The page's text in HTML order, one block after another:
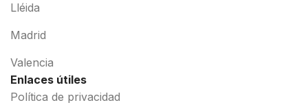
Lléida
Madrid
Valencia
Enlaces útiles
Política de privacidad